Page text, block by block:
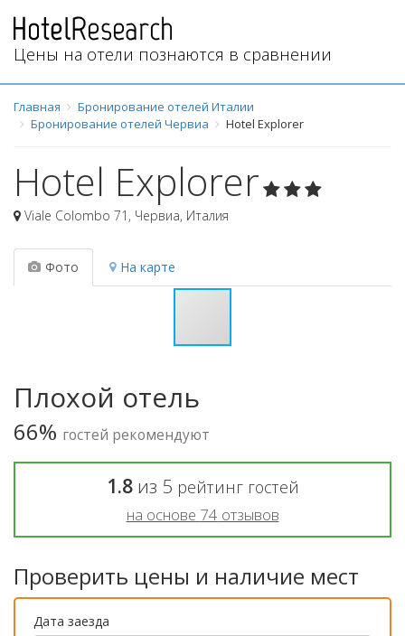
Цены на отели познаются в сравнении
Главная
Бронирование отелей Италии
Бронирование отелей Червиа
Hotel Explorer
Hotel Explorer
Viale Colombo 71 , Червиа, Италия
Фото На карте
Плохой отель
66% гостей рекомендуют
1.8из 5 рейтинг гостей
на основе 74 отзывов
Проверить цены и наличие мест
Дата заезда